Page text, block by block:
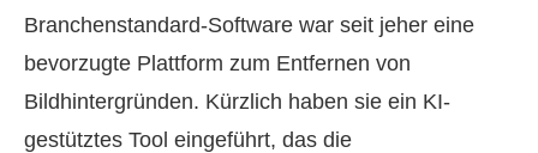
Branchenstandard-Software war seit jeher eine
bevorzugte Plattform zum Entfernen von
Bildhintergründen. Kürzlich haben sie ein KI-
gestütztes Tool eingeführt, das die